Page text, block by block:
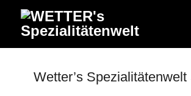
Wetter’s